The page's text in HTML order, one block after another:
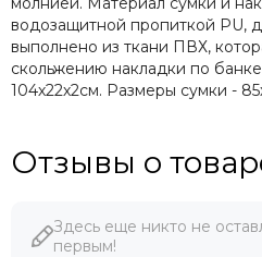
водозащитной пропиткой PU,
выполнено из ткани ПВХ,
скольжению накладки по
104х22х2см. Размеры сумки -
Отзывы о
Здесь еще никто не
первым!